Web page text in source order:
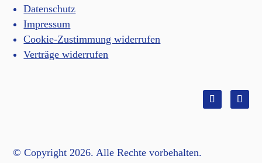
Datenschutz
Impressum
Cookie-Zustimmung widerrufen
Verträge widerrufen
© Copyright 2026. Alle Rechte vorbehalten.